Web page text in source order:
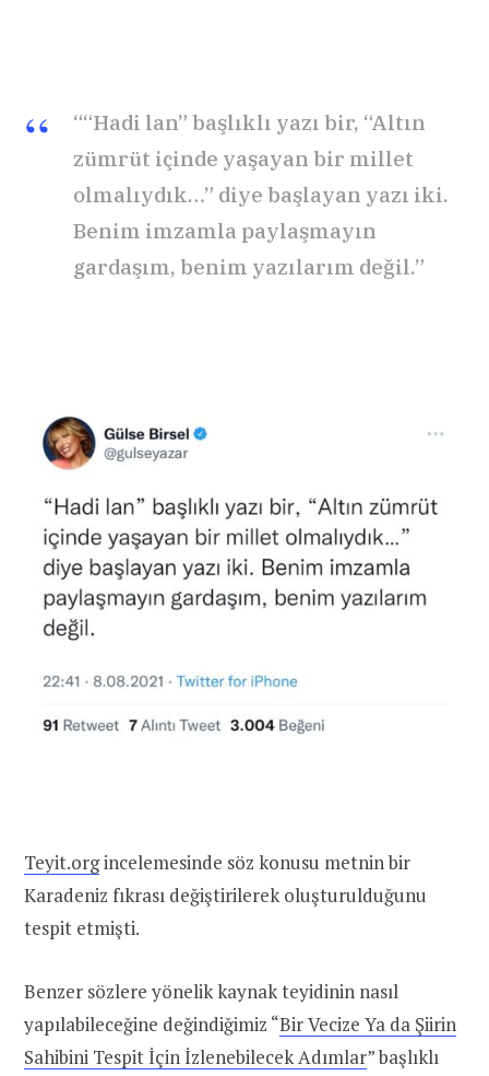
““Hadi lan” başlıklı yazı bir, “Altın
zümrüt içinde yaşayan bir millet
olmalıydık…” diye başlayan yazı iki.
Benim imzamla paylaşmayın
gardaşım, benim yazılarım değil.”
Teyit.orgincelemesinde söz konusu metnin bir
Karadeniz fıkrası değiştirilerek oluşturulduğunu
tespit etmişti.
Benzer sözlere yönelik kaynak teyidinin nasıl
yapılabileceğine değindiğimiz “Bir Vecize Ya da Şiirin
Sahibini Tespit İçin İzlenebilecek Adımlar” başlıklı